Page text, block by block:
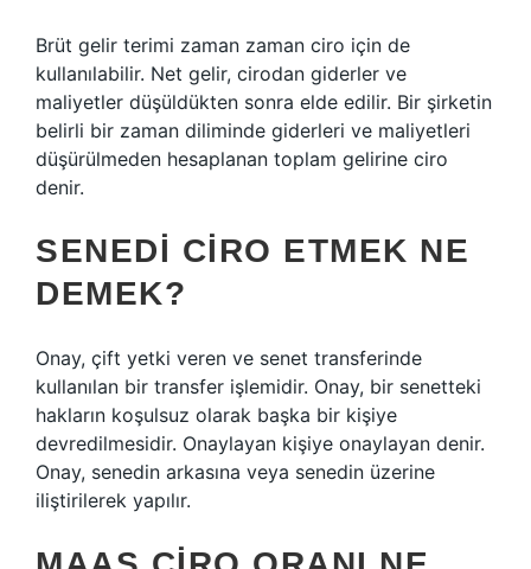
Brüt gelir terimi zaman zaman ciro için de
kullanılabilir. Net gelir, cirodan giderler ve
maliyetler düşüldükten sonra elde edilir. Bir şirketin
belirli bir zaman diliminde giderleri ve maliyetleri
düşürülmeden hesaplanan toplam gelirine ciro
denir.
SENEDI CIRO ETMEK NE
DEMEK?
Onay, çift yetki veren ve senet transferinde
kullanılan bir transfer işlemidir. Onay, bir senetteki
hakların koşulsuz olarak başka bir kişiye
devredilmesidir. Onaylayan kişiye onaylayan denir.
Onay, senedin arkasına veya senedin üzerine
iliştirilerek yapılır.